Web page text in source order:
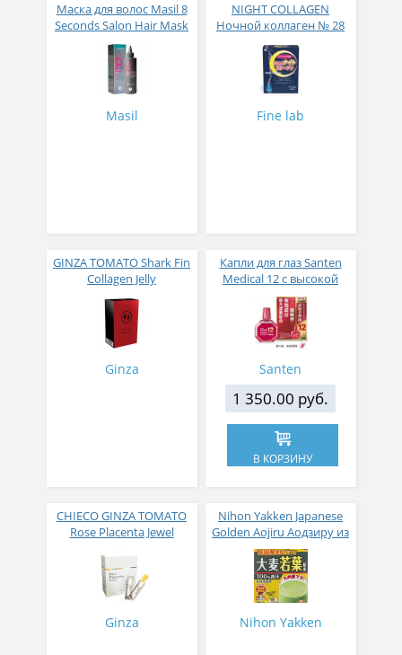
Маска для волос Masil 8
Seconds Salon Hair Mask
200 мл
Masil
NIGHT COLLAGEN
Ночной коллаген № 28
Fine lab
GINZA TOMATO Shark Fin
Collagen Jelly
Коллагеновое желе из
плавников голубой
акулы со вкусом манго
№ 14
Ginza
Капли для глаз Santen
Medical 12 с высокой
концентрацией
активных компонентов
12 мл
Santen
1 350.00 руб.
В КОРЗИНУ
CHIECO GINZA TOMATO
Rose Placenta Jewel
в желе № 30
Ginza
Nihon Yakken Japanese
Golden Aojiru Аодзиру из
листьев молодого
ячменя
Nihon Yakken